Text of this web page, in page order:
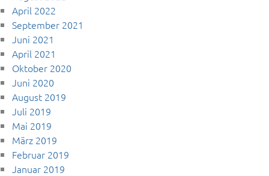
April 2022
September 2021
Juni 2021
April 2021
Oktober 2020
Juni 2020
August 2019
Juli 2019
Mai 2019
März 2019
Februar 2019
Januar 2019